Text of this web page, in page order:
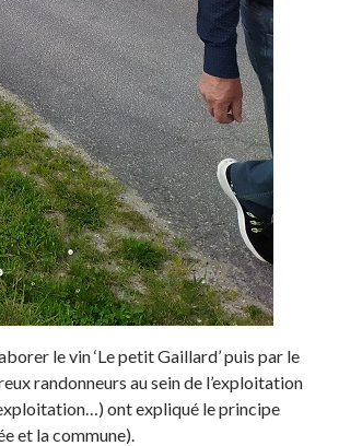
le vin ‘Le petit Gaillard’ puis par le
randonneurs au sein de l’exploitation
ont expliqué le principe
et la commune).